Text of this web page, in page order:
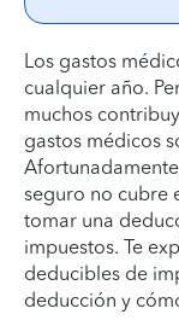
Los gastos
cualquier año.
muchos
gastos médicos
seguro no cubre
tomar una
impuestos. Te
deducibles de
deducción y